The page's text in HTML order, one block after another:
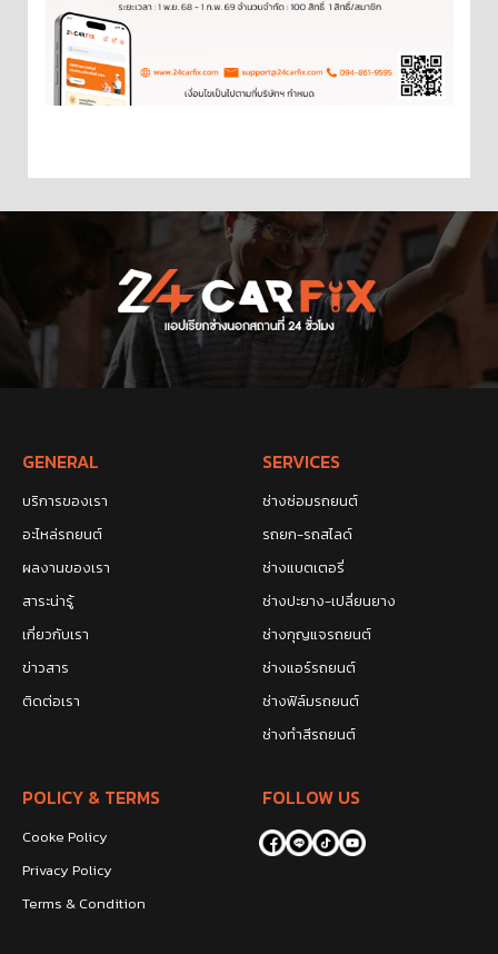
GENERAL
บริการของเรา
อะไหล่รถยนต์
ผลงานของเรา
สาระน่ารู้
เกี่ยวกับเรา
ข่าวสาร
ติดต่อเรา
SERVICES
ช่างซ่อมรถยนต์
รถยก-รถสไลด์
ช่างแบตเตอรี่
ช่างปะยาง-เปลี่ยนยาง
ช่างกุญแจรถยนต์
ช่างแอร์รถยนต์
ช่างฟิล์มรถยนต์
ช่างทำสีรถยนต์
POLICY & TERMS
Cooke Policy
Privacy Policy
Terms & Condition
FOLLOW US